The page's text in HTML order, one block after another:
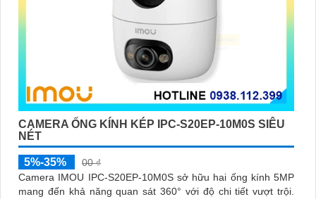
CAMERA ỐNG KÍNH KÉP IPC-S20EP-10M0S SIÊU
NÉT
5%-35%
00 ₫
Camera IMOU IPC-S20EP-10M0S sở hữu hai ống kính 5MP
mang đến khả năng quan sát 360° với độ chi tiết vượt trội.